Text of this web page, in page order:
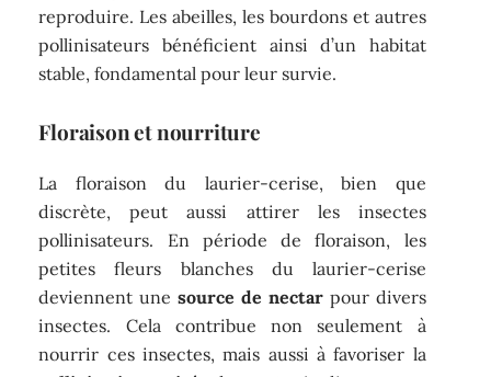
reproduire. Les abeilles, les bourdons et autres
pollinisateurs bénéficient ainsi d’un habitat
stable, fondamental pour leur survie.
Floraison et nourriture
La floraison du laurier-cerise, bien que
discrète, peut aussi attirer les insectes
pollinisateurs. En période de floraison, les
petites fleurs blanches du laurier-cerise
deviennent unesource de nectarpour divers
insectes. Cela contribue non seulement à
nourrir ces insectes, mais aussi à favoriser la